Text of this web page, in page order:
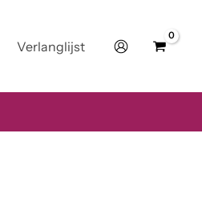
Verlanglijst